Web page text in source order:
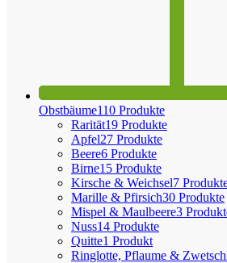
Obstbäume110 Produkte
Rarität19 Produkte
Apfel27 Produkte
Beere6 Produkte
Birne15 Produkte
Kirsche & Weichsel7
Marille & Pfirsich30 Produkte
Mispel & Maulbeere3
Nuss14 Produkte
Quitte1 Produkt
Ringlotte, Pflaume &